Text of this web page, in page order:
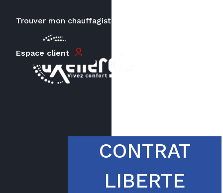
Trouver mon chauffagiste
Espace client
CONTRAT
LIBERTE